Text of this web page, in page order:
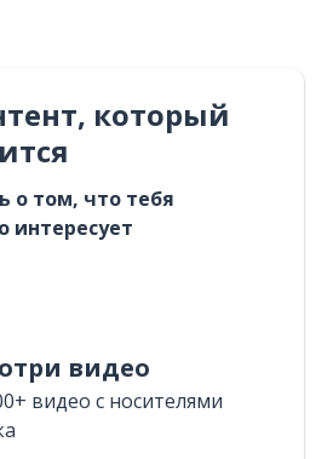
который
о том, что тебя
интересует
видео
видео с носителями